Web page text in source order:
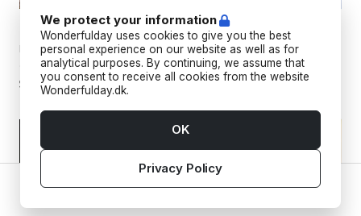
Bryllupsfilm
Professionelle bryllupsfotografer, der fanger jeres minder fra
alle vinkler med både billeder og videoer.
We protect your information
Wonderfulday uses cookies to give you the best
personal experience on our website as well as for
analytical purposes. By continuing, we assume that
you consent to receive all cookies from the website
Wonderfulday.dk.
Privacy Policy
OK